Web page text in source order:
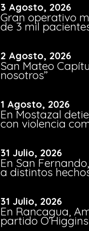
3 Agosto, 2026
Gran operativo
de 3 mil
2 Agosto, 2026
San Mateo
nosotros”
1 Agosto, 2026
En Mostazal
con violencia
31 Julio, 2026
En San
a distintos
31 Julio, 2026
En Rancagua,
partido